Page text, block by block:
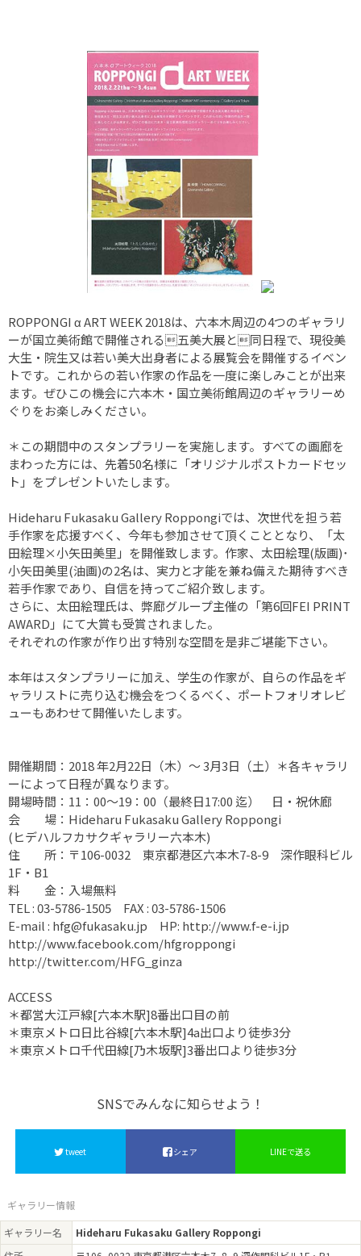
ROPPONGI α ART WEEK 2018は、六本木周辺の4つのギャラリ
ーが国立美術館で開催される五美大展と同日程で、現役美
大生・院生又は若い美大出身者による展覧会を開催するイベン
トです。これからの若い作家の作品を一度に楽しみことが出来
ます。ぜひこの機会に六本木・国立美術館周辺のギャラリーめ
ぐりをお楽しみください。
＊この期間中のスタンプラリーを実施します。すべての画廊を
まわった方には、先着50名様に「オリジナルポストカードセッ
ト」をプレゼントいたします。
Hideharu Fukasaku Gallery Roppongiでは、次世代を担う若
手作家を応援すべく、今年も参加させて頂くこととなり、「太
田絵理×小矢田美里」を開催致します。作家、太田絵理(版画)･
小矢田美里(油画)の2名は、実力と才能を兼ね備えた期待すべき
若手作家であり、自信を持ってご紹介致します。
さらに、太田絵理氏は、弊廊グループ主催の「第6回FEI PRINT
AWARD」にて大賞も受賞されました。
それぞれの作家が作り出す特別な空間を是非ご堪能下さい。
本年はスタンプラリーに加え、学生の作家が、自らの作品をギ
ャラリストに売り込む機会をつくるべく、ポートフォリオレビ
ューもあわせて開催いたします。
開催期間：2018 年2月22日（木）～ 3月3日（土）＊各キャラリ
ーによって日程が異なります。
開場時間：11：00～19：00（最終日17:00 迄） 日・祝休廊
会 場：Hideharu Fukasaku Gallery Roppongi
(ヒデハルフカサクギャラリー六本木)
住 所：〒106-0032 東京都港区六本木7-8-9 深作眼科ビル
1F・B1
料 金：入場無料
TEL : 03-5786-1505 FAX : 03-5786-1506
E-mail : hfg@fukasaku.jp HP: http://www.f-e-i.jp
http://www.facebook.com/hfgroppongi
http://twitter.com/HFG_ginza
ACCESS
＊都営大江戸線[六本木駅]8番出口目の前
＊東京メトロ日比谷線[六本木駅]4a出口より徒歩3分
＊東京メトロ千代田線[乃木坂駅]3番出口より徒歩3分
SNSでみんなに知らせよう！
tweet シェア LINEで送る
ギャラリー情報
ギャラリー名
Hideharu Fukasaku Gallery Roppongi